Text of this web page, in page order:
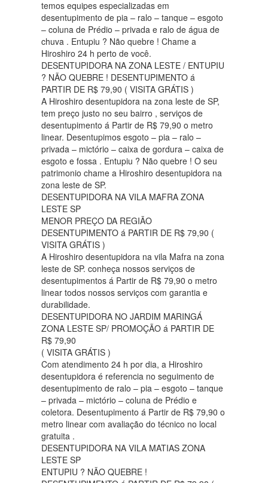
temos equipes especializadas em
desentupimento de pia – ralo – tanque – esgoto
– coluna de Prédio – privada e ralo de água de
chuva . Entupiu ? Não quebre ! Chame a
Hiroshiro 24 h perto de você.
DESENTUPIDORA NA ZONA LESTE / ENTUPIU
? NÃO QUEBRE ! DESENTUPIMENTO á
PARTIR DE R$ 79,90 ( VISITA GRÁTIS )
A Hiroshiro desentupidora na zona leste de SP,
tem preço justo no seu bairro , serviços de
desentupimento á Partir de R$ 79,90 o metro
linear. Desentupimos esgoto – pia – ralo –
privada – mictório – caixa de gordura – caixa de
esgoto e fossa . Entupiu ? Não quebre ! O seu
patrimonio chame a Hiroshiro desentupidora na
zona leste de SP.
DESENTUPIDORA NA VILA MAFRA ZONA
LESTE SP
MENOR PREÇO DA REGIÃO
DESENTUPIMENTO á PARTIR DE R$ 79,90 (
VISITA GRÁTIS )
A Hiroshiro desentupidora na vila Mafra na zona
leste de SP. conheça nossos serviços de
desentupimentos á Partir de R$ 79,90 o metro
linear todos nossos serviços com garantia e
durabilidade.
DESENTUPIDORA NO JARDIM MARINGÁ
ZONA LESTE SP/ PROMOÇÃO á PARTIR DE
R$ 79,90
( VISITA GRÁTIS )
Com atendimento 24 h por dia, a Hiroshiro
desentupidora é referencia no seguimento de
desentupimento de ralo – pia – esgoto – tanque
– privada – mictório – coluna de Prédio e
coletora. Desentupimento á Partir de R$ 79,90 o
metro linear com avaliação do técnico no local
gratuita .
DESENTUPIDORA NA VILA MATIAS ZONA
LESTE SP
ENTUPIU ? NÃO QUEBRE !